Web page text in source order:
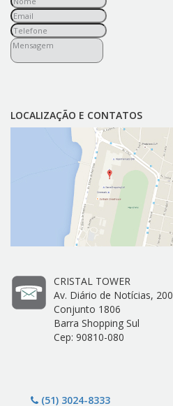
LOCALIZAÇÃO E CONTATOS
CRISTAL TOWER
Av. Diário de Notícias, 200
Conjunto 1806
Barra Shopping Sul
Cep: 90810-080
(51) 3024-8333